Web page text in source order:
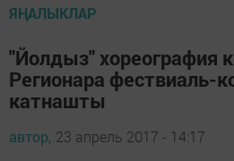
ЯҢАЛЫКЛАР
"Йолдыз" хореография
Регионара фествиаль-
катнашты
автор, 23 апрель 2017 - 14:17